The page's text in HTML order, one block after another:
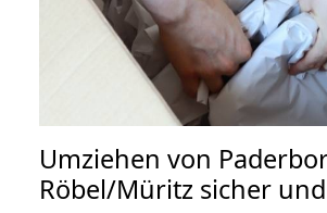
Umziehen von
Röbel/Müritz sicher